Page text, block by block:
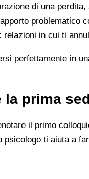
di una
problematico
relazioni in cui ti
perfettamente in
la prima
il primo
ti aiuta a